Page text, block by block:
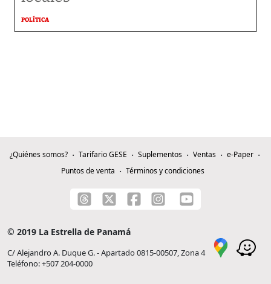
POLÍTICA
¿Quiénes somos? Tarifario GESE Suplementos Ventas
e-Paper
Puntos de venta
Términos y condiciones
© 2019 La Estrella de Panamá
C/ Alejandro A. Duque G. - Apartado 0815-00507, Zona 4
Teléfono: +507 204-0000